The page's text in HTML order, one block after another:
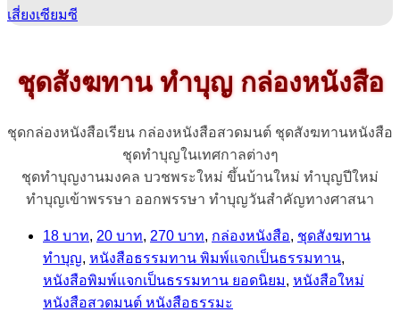
เสี่ยงเซียมซี
ชุดสังฆทาน ทำบุญ กล่องหนังสือ
ชุดกล่องหนังสือเรียน กล่องหนังสือสวดมนต์ ชุดสังฆทานหนังสือ
ชุดทำบุญในเทศกาลต่างๆ
ชุดทำบุญงานมงคล บวชพระใหม่ ขึ้นบ้านใหม่ ทำบุญปีใหม่
ทำบุญเข้าพรรษา ออกพรรษา ทำบุญวันสำคัญทางศาสนา
18 บาท, 20 บาท, 270 บาท, กล่องหนังสือ, ชุดสังฆทาน
ทำบุญ, หนังสือธรรมทาน พิมพ์แจกเป็นธรรมทาน,
หนังสือพิมพ์แจกเป็นธรรมทาน ยอดนิยม, หนังสือใหม่
หนังสือสวดมนต์ หนังสือธรรมะ